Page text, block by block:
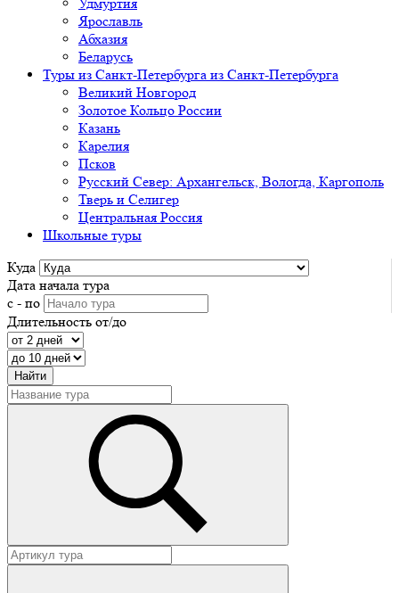
Ярославль
Абхазия
Беларусь
Туры из Санкт-Петербурга из Санкт-Петербурга
Великий Новгород
Золотое Кольцо России
Казань
Карелия
Псков
Русский Север: Архангельск, Вологда, Каргополь
Тверь и Селигер
Центральная Россия
Школьные туры
Куда
Дата начала тура
с - по
Длительность от/до